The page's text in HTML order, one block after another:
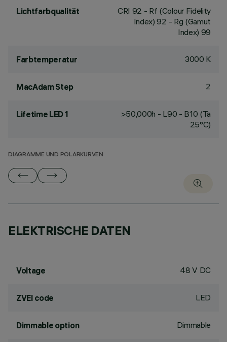
Lichtfarbqualität CRI 92 - Rf (Colour Fidelity
Index) 92 - Rg (Gamut
Index) 99
Farbtemperatur 3000 K
MacAdam Step 2
Lifetime LED 1
>50,000h - L90 - B10 (Ta
25°C)
DIAGRAMME UND POLARKURVEN
ELEKTRISCHE DATEN
Voltage 48 V DC
ZVEI code LED
Dimmable option Dimmable